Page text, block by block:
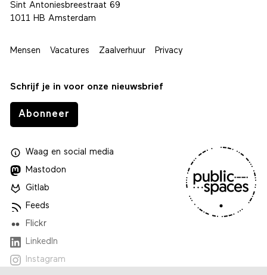
Sint Antoniesbreestraat 69
1011 HB Amsterdam
Mensen Vacatures Zaalverhuur Privacy
Schrijf je in voor onze nieuwsbrief
Abonneer
Waagen social media
Mastodon
Gitlab
Feeds
Flickr
LinkedIn
Instagram